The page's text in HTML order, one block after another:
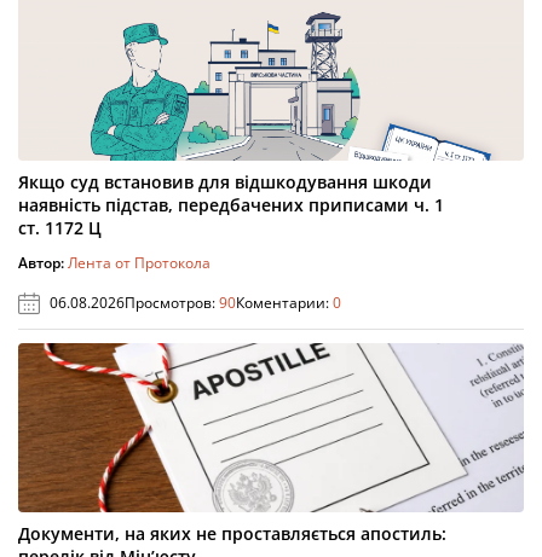
Якщо суд встановив для відшкодування шкоди
наявність підстав, передбачених приписами ч. 1
ст. 1172 Ц
Автор:Лента от Протокола
06.08.2026Просмотров:90Коментарии:0
Документи, на яких не проставляється апостиль: